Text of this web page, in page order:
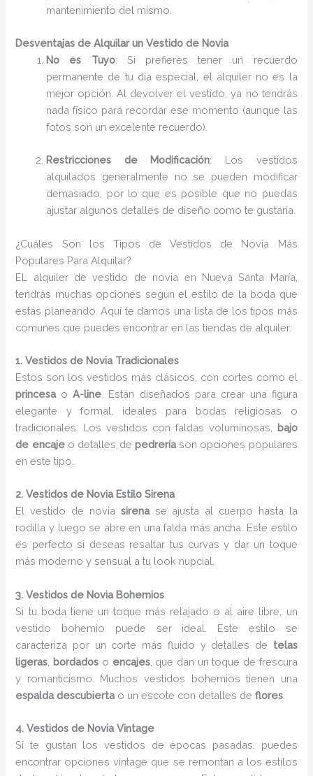
mantenimiento del mismo.
Desventajas de Alquilar un Vestido de Novia
No es Tuyo: Si prefieres tener un recuerdo
permanente de tu día especial, el alquiler no es la
mejor opción. Al devolver el vestido, ya no tendrás
nada físico para recordar ese momento (aunque las
fotos son un excelente recuerdo).
Restricciones de Modificación: Los vestidos
alquilados generalmente no se pueden modificar
demasiado, por lo que es posible que no puedas
ajustar algunos detalles de diseño como te gustaría.
¿Cuáles Son los Tipos de Vestidos de Novia Más
Populares Para Alquilar?
EL alquiler de vestido de novia en Nueva Santa María,
tendrás muchas opciones según el estilo de la boda que
estás planeando. Aquí te damos una lista de los tipos más
comunes que puedes encontrar en las tiendas de alquiler:
1. Vestidos de Novia Tradicionales
Estos son los vestidos más clásicos, con cortes como el
princesaoA-line . Están diseñados para crear una figura
elegante y formal, ideales para bodas religiosas o
tradicionales. Los vestidos con faldas voluminosas, bajo
de encajeo detalles de pedreríason opciones populares
en este tipo.
2. Vestidos de Novia Estilo Sirena
El vestido de novia sirenase ajusta al cuerpo hasta la
rodilla y luego se abre en una falda más ancha. Este estilo
es perfecto si deseas resaltar tus curvas y dar un toque
más moderno y sensual a tu look nupcial.
3. Vestidos de Novia Bohemios
Si tu boda tiene un toque más relajado o al aire libre, un
vestido bohemio puede ser ideal. Este estilo se
caracteriza por un corte más fluido y detalles de telas
ligeras bordados o encajes, que dan un toque de frescura
y romanticismo. Muchos vestidos bohemios tienen una
espalda descubiertao un escote con detalles deflores
4. Vestidos de Novia Vintage
Si te gustan los vestidos de épocas pasadas, puedes
encontrar opciones vintage que se remontan a los estilos